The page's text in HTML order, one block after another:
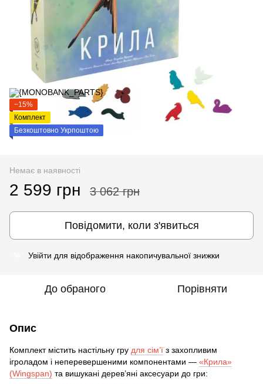
−15%
Комплект
Безкоштовно Укрпоштою
Немає в наявності
2 599 грн 3 062 грн
Повідомити, коли з'явиться
Увійти для відображення накопичувальної знижки
До обраного Порівняти
Опис
Комплект містить настільну гру для сім’ї з захопливим
ігроладом і неперевершеними компонентами — «Крила»
(Wingspan) та вишукані дерев’яні аксесуари до гри: